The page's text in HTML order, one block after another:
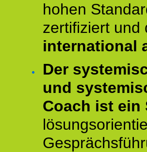
hohen
zertifiziert und
international
Der
und
Coach ist